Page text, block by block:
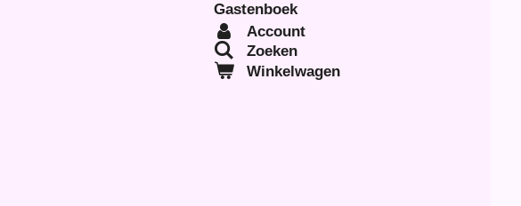
Gastenboek
Account
Zoeken
Winkelwagen